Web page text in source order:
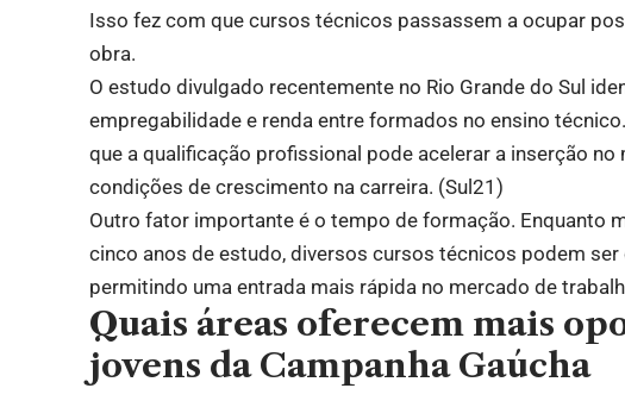
Isso fez com que cursos técnicos passassem a ocupar
obra.
O estudo divulgado recentemente no Rio Grande do Sul
empregabilidade e renda entre formados no ensino
que a qualificação profissional pode acelerar a inserção
condições de crescimento na carreira. (Sul21)
Outro fator importante é o tempo de formação. Enquanto
cinco anos de estudo, diversos cursos técnicos podem
permitindo uma entrada mais rápida no mercado de
Quais áreas oferecem mais
jovens da Campanha Gaúcha